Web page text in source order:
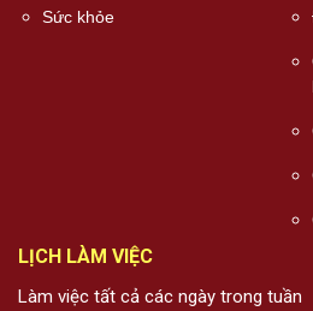
Sức khỏe
LỊCH LÀM VIỆC
Làm việc tất cả các ngày trong tuần